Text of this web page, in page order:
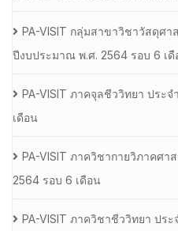
PA-VISIT กลุ่มสาขาวิชาวัสดุศ
ปีงบประมาณ พ.ศ. 2564 รอบ 6 เดื
PA-VISIT ภาคจุลชีววิทยา ประ
เดือน
PA-VISIT ภาควิชากายวิภาคศ
2564 รอบ 6 เดือน
PA-VISIT ภาควิชาชีววิทยา ปร